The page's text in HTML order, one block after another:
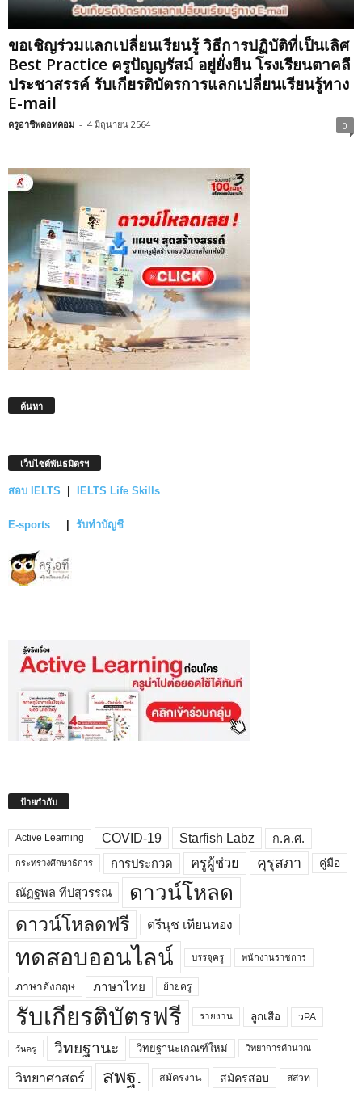
ขอเชิญร่วมแลกเปลี่ยนเรียนรู้ วิธีการปฏิบัติที่เป็นเลิศ
Best Practice ครูปัญญรัสม์ อยู่ยั่งยืน โรงเรียนตาคลี
ประชาสรรค์ รับเกียรติบัตรการแลกเปลี่ยนเรียนรู้ทาง
E-mail
ครูอาชีพดอทคอม - 4 มิถุนายน 2564 0
ค้นหา
เว็บไซต์พันธมิตรฯ
สอบ IELTS | IELTS Life Skills
E-sports | รับทำบัญชี
ป้ายกำกับ
Active Learning COVID-19 Starfish Labz ก.ค.ศ.
กระทรวงศึกษาธิการ การประกวด ครูผู้ช่วย คุรุสภา คู่มือ
ณัฏฐพล ทีปสุวรรณ ดาวน์โหลด
ดาวน์โหลดฟรี ตรีนุช เทียนทอง
ทดสอบออนไลน์ บรรจุครู พนักงานราชการ
ภาษาอังกฤษ ภาษาไทย ย้ายครู
รับเกียรติบัตรฟรี รายงาน ลูกเสือ วPA
วันครู วิทยฐานะ วิทยฐานะเกณฑ์ใหม่ วิทยาการคำนวณ
วิทยาศาสตร์ สพฐ. สมัครงาน สมัครสอบ สสวท